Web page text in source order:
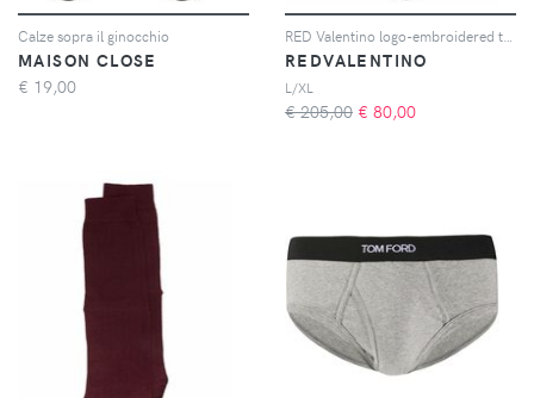
Calze sopra il ginocchio
MAISON CLOSE
€ 19,00
REDVALENTINO
L/XL
€ 205,00 € 80,00